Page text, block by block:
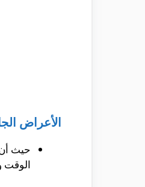
الأعراض
حيث أن
الوقت